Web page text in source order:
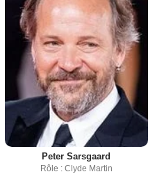
Peter Sarsgaard
Rôle : Clyde Martin